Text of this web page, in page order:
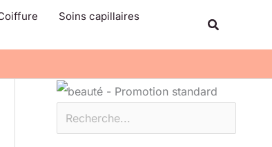
Soins capillaires
Rechercher